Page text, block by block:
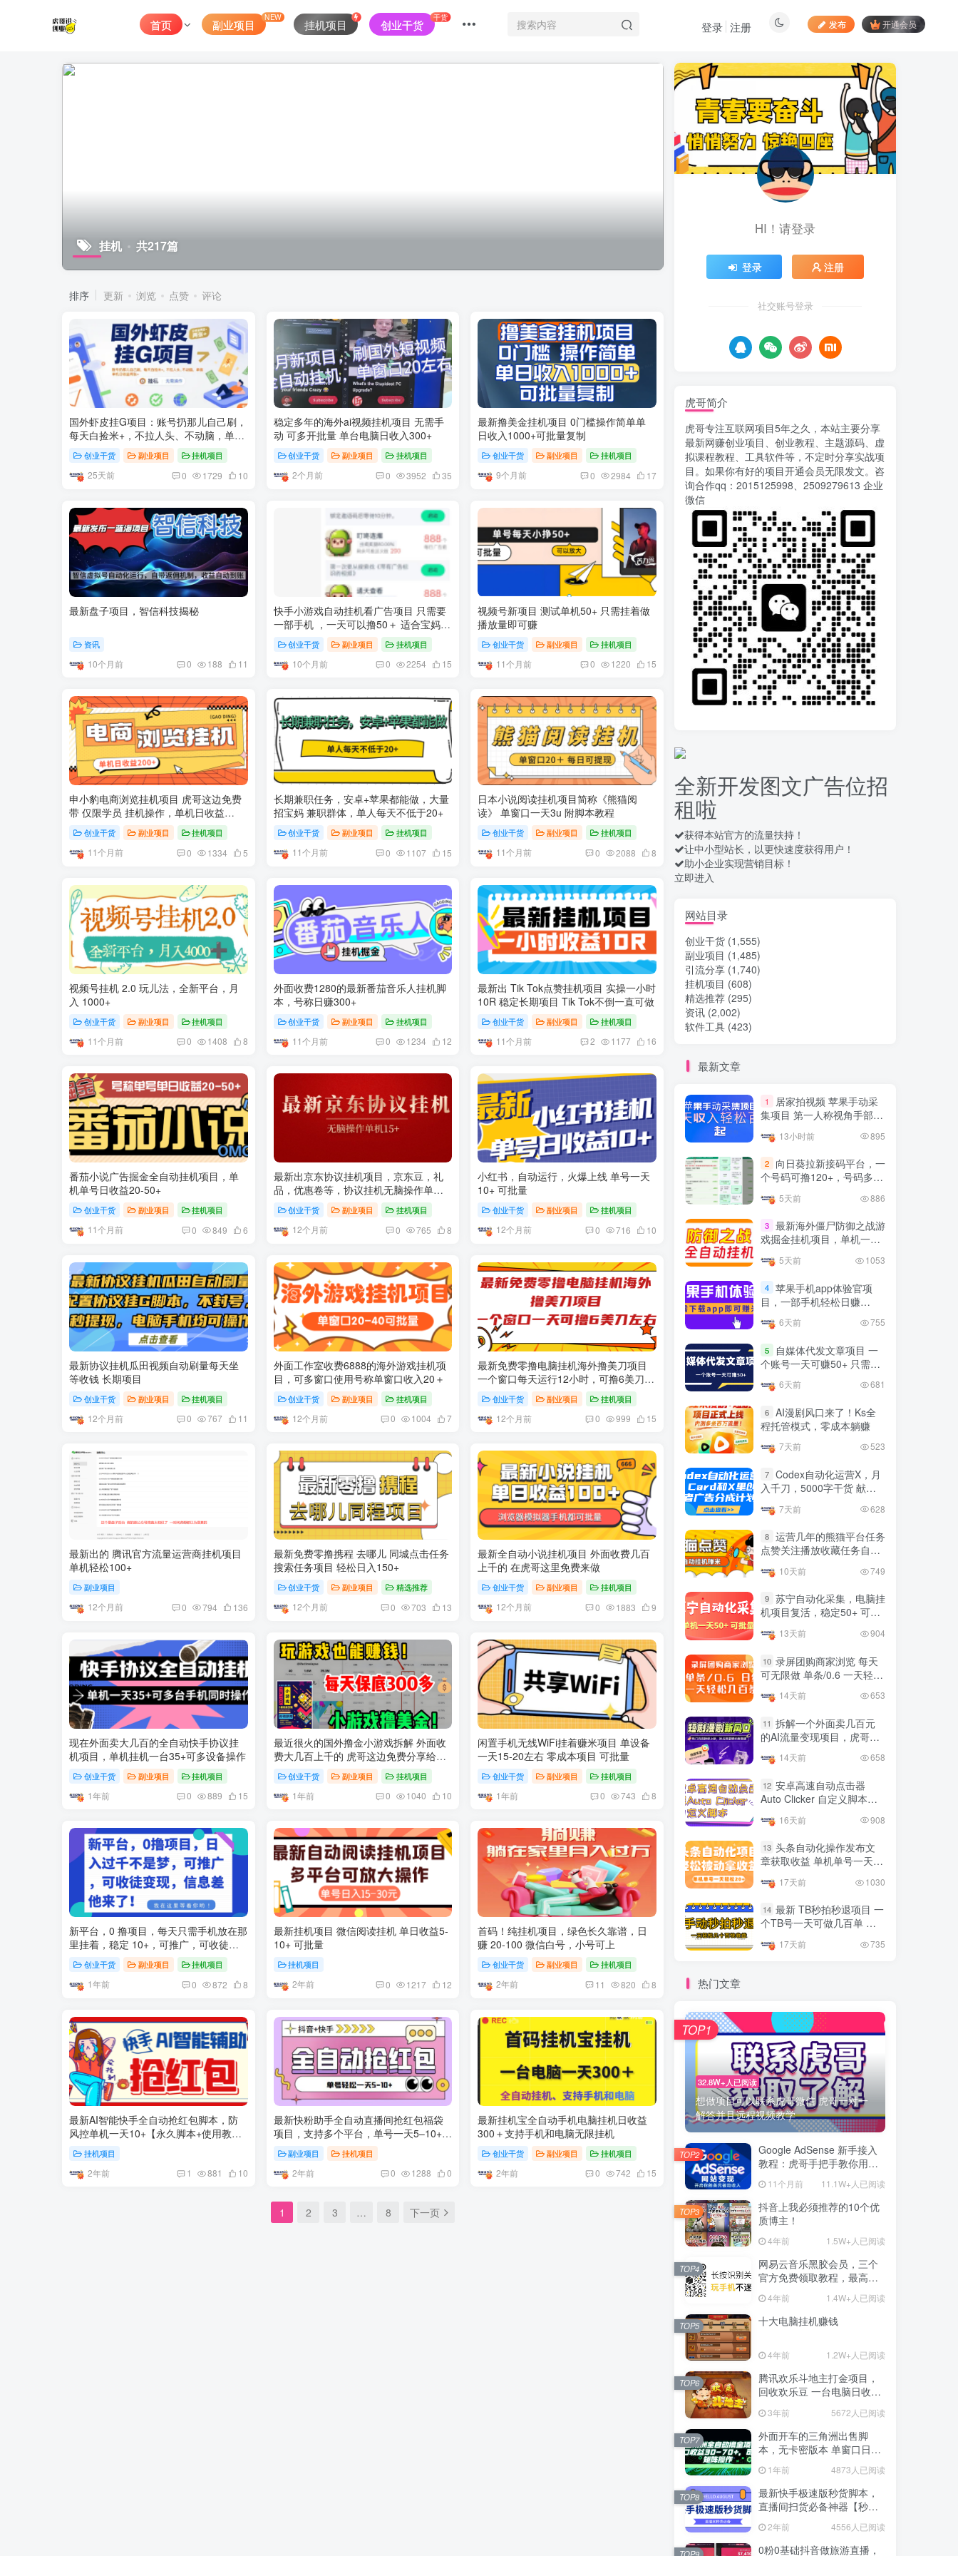
首页 副业项目
NEW
挂机项目 创业干货
干货
发布 开通会员
登录 注册
挂机 共217篇
排序 更新 浏览 点赞 评论
国外虾皮挂G项目：账号扔那儿自己刷，
每天白捡米+，不拉人头、不动脑，单机
日收益两张+
创业干货 副业项目 挂机项目
25天前 0 1729 10
稳定多年的海外ai视频挂机项目 无需手
动 可多开批量 单台电脑日收入300+
创业干货 副业项目 挂机项目
2个月前 0 3952 35
最新撸美金挂机项目 0门槛操作简单单
日收入1000+可批量复制
创业干货 副业项目 挂机项目
9个月前 0 2984 17
最新盘子项目，智信科技揭秘
资讯
10个月前 0 188 11
快手小游戏自动挂机看广告项目 只需要
一部手机 ，一天可以撸50＋ 适合宝妈
和兼职的人（最后附自动脚本和入口）
创业干货 副业项目 挂机项目
10个月前 0 2254 15
视频号新项目 测试单机50+ 只需挂着做
播放量即可赚
创业干货 副业项目 挂机项目
11个月前 0 1220 15
申小豹电商浏览挂机项目 虎哥这边免费
带 仅限学员 挂机操作，单机日收益
200+多号多撸
创业干货 副业项目 挂机项目
11个月前 0 1334 5
长期兼职任务，安卓+苹果都能做，大量
招宝妈 兼职群体，单人每天不低于20+
创业干货 副业项目 挂机项目
11个月前 0 1107 15
日本小说阅读挂机项目简称《熊猫阅
读》 单窗口一天3u 附脚本教程
创业干货 副业项目 挂机项目
11个月前 0 2088 8
视频号挂机 2.0 玩儿法，全新平台，月
入 1000+
创业干货 副业项目 挂机项目
11个月前 0 1408 8
外面收费1280的最新番茄音乐人挂机脚
本，号称日赚300+
创业干货 副业项目 挂机项目
11个月前 0 1234 12
最新出 Tik Tok点赞挂机项目 实操一小时
10R 稳定长期项目 Tik Tok不倒一直可做
创业干货 副业项目 挂机项目
11个月前 2 1177 16
番茄小说广告掘金全自动挂机项目，单
机单号日收益20-50+
创业干货 副业项目 挂机项目
11个月前 0 849 6
最新出京东协议挂机项目，京东豆，礼
品，优惠卷等，协议挂机无脑操作单机
15+创业干货 副业项目 挂机项目
12个月前 0 765 8
小红书，自动运行，​火爆上线 单号一天
10+ 可批量
创业干货 副业项目 挂机项目
12个月前 0 716 10
最新协议挂机瓜田视频自动刷量每天坐
等收钱 长期项目
创业干货 副业项目 挂机项目
12个月前 0 767 11
外面工作室收费6888的海外游戏挂机项
目，可多窗口使用号称单窗口收入20＋
创业干货 副业项目 挂机项目
12个月前 0 1004 7
最新免费零撸电脑挂机海外撸美刀项目
一个窗口每天运行12小时，可撸6美刀左
创业干货 副业项目 挂机项目
12个月前 0 999 15
最新出的 腾讯官方流量运营商挂机项目
单机轻松100+
副业项目
12个月前 0 794 136
最新免费零撸携程 去哪儿 同城点击任务
搜索任务项目 轻松日入150+
创业干货 副业项目 精选推荐
12个月前 0 703 13
最新全自动小说挂机项目 外面收费几百
上千的 在虎哥这里免费来做
创业干货 副业项目 挂机项目
12个月前 0 1883 9
现在外面卖大几百的全自动快手协议挂
机项目，单机挂机一台35+可多设备操作
创业干货 副业项目 挂机项目
1年前 0 889 15
最近很火的国外撸金小游戏拆解 外面收
费大几百上千的 虎哥这边免费分享给大
家来做
创业干货 副业项目 挂机项目
1年前 0 1040 10
闲置手机无线WiFi挂着赚米项目 单设备
一天15-20左右 零成本项目 可批量
创业干货 副业项目 挂机项目
1年前 0 743 8
新平台，0 撸项目，每天只需手机放在那
里挂着，稳定 10+，可推广，可收徒变
现
创业干货 副业项目 挂机项目
1年前 0 872 8
最新挂机项目 微信阅读挂机 单日收益5-
10+ 可批量
挂机项目
2年前 0 1217 12
首码！纯挂机项目，绿色长久靠谱，日
赚 20-100 微信白号，小号可上
创业干货 副业项目 挂机项目
2年前 11 820 8
最新AI智能快手全自动抢红包脚本，防
风控单机一天10+【永久脚本+使用教
挂机项目
2年前 1 881 10
最新快粉助手全自动直播间抢红包福袋
项目，支持多个平台，单号一天5–10+
【自动脚本+详细教程】
副业项目 挂机项目
2年前 0 1288 0
最新挂机宝全自动手机电脑挂机日收益
300＋支持手机和电脑无限挂机
创业干货 副业项目 挂机项目
2年前 0 742 15
1 2 3 … 8 下一页
最新文章
1 居家拍视频 苹果手动采
集项目 第一人称视角手部操
作视频采集 一天收入轻松百
元起13小时前 895
2 向日葵拉新接码平台，一
个号码可撸120+，号码多的
翻倍
5天前
最新海外僵尸防御之战游
150+
目，一部手机轻松日赚
载安装app即可获取高额收
益
5
自媒体代发文章项目 一
程托管模式，零成本躺赚
7天前 523
7
Codex自动化运营X，月
入千刀，5000字干货 献给
628
8
运营几年的熊猫平台任务
点赞关注播放收藏任务自动
化项目 单号5-10+收益 可批
量
10天前 749
9 苏宁自动化采集，电脑挂
机项目复活，稳定50+ 可批
量
13天前 904
10
录屏团购商家浏览 每天
可无限做 单条/0.6 一天轻松
几百条 每天日结 多做多得
14天前 653
12 安卓高速自动点击器
工具
13 头条自动化操作发布文
章获取收益 单机单号一天下
热门文章
想做项目可以联系虎哥微信 虎哥一对一
解答并且远程视频教学
TOP1
Google AdSense 新手接入
教程：虎哥手把手教你用网
站赚取美元收入
TOP2
质博主！
4年前 1.5W+人已阅读
网易云音乐黑胶会员，三个
官方免费领取教程，最高可
领1年
4年前 1.4W+人已阅读
十大电脑挂机赚钱
4年前 1.2W+人已阅读
TOP5
腾讯欢乐斗地主打金项目，
回收欢乐豆 一台电脑日收益
500+
3年前 5672人已阅读
TOP6
外面开车的三角洲出售脚
本，无卡密版本 单窗口日收
益30-70+ 可批量操作
1年前 4873人已阅读
TOP7
最新快手极速版秒货脚本，
直播间扫货必备神器【秒货
2年前 4556人已阅读
TOP8
0粉0基础抖音做旅游直播，
30天带货250万GMV，纯利
10万，及经验
TOP9
国内最多电脑挂机赚钱项目
TOP10
友情链接申请联系虎哥
HI！请登录
登录 注册
社交账号登录
虎哥简介
虎哥专注互联网项目5年之久，本站主要分享
最新网赚创业项目、创业教程、主题源码、虚
拟课程教程、工具软件等，不定时分享实战项
目。如果你有好的项目开通会员无限发文。咨
询合作qq：2015125998、2509279613 企业
微信
全新开发图文广告位招
租啦
获得本站官方的流量扶持！
让中小型站长，以更快速度获得用户！
助小企业实现营销目标！
立即进入
网站目录
创业干货 (1,555)
副业项目 (1,485)
引流分享 (1,740)
挂机项目 (608)
精选推荐 (295)
资讯 (2,002)
软件工具 (423)
最新文章
1
居家拍视频 苹果手动采
集项目 第一人称视角手部操
元起 13小时前 895
2
向日葵拉新接码平台，一
个号码可撸120+，号码多的
5天前 886
3 最新海外僵尸防御之战游
戏掘金挂机项目，单机一天
5天前 1053
4 苹果手机app体验官项
目，一部手机轻松日赚
载安装app即可获取高额收
益
6天前 755
5
自媒体代发文章项目 一
个账号一天可赚50+ 只需动
6天前 681
6 AI漫剧风口来了！Ks全
程托管模式，零成本躺赚
7天前 523
7 Codex自动化运营X，月
入千刀，5000字干货 献给
7天前 628
8 运营几年的熊猫平台任务
点赞关注播放收藏任务自动
量
10天前 749
9 苏宁自动化采集，电脑挂
机项目复活，稳定50+ 可批
13天前 904
10 录屏团购商家浏览 每天
可无限做 单条/0.6 一天轻松
14天前 653
11 拆解一个外面卖几百元
的AI流量变现项目，虎哥这
14天前 658
12 安卓高速自动点击器
Auto Clicker 自定义脚本、
工具16天前 908
13 头条自动化操作发布文
章获取收益 单机单号一天下
17天前 1030
14 最新 TB秒拍秒退项目 一
个TB号一天可做几百单 单
17天前 735
热门文章
32.8W+人已阅读
想做项目可以联系虎哥微信 虎哥一对一
解答并且远程视频教学
TOP1
Google AdSense 新手接入
教程：虎哥手把手教你用网
站赚取美元收入
11个月前 11.1W+人已阅读
TOP2
抖音上我必须推荐的10个优
质博主！
4年前 1.5W+人已阅读
TOP3
网易云音乐黑胶会员，三个
官方免费领取教程，最高可
领1年
4年前 1.4W+人已阅读
TOP4
十大电脑挂机赚钱
4年前 1.2W+人已阅读
TOP5
腾讯欢乐斗地主打金项目，
回收欢乐豆 一台电脑日收益
3年前 5672人已阅读
TOP6
外面开车的三角洲出售脚
本，无卡密版本 单窗口日收
1年前 4873人已阅读
TOP7
最新快手极速版秒货脚本，
直播间扫货必备神器【秒货
2年前 4556人已阅读
TOP8
0粉0基础抖音做旅游直播，